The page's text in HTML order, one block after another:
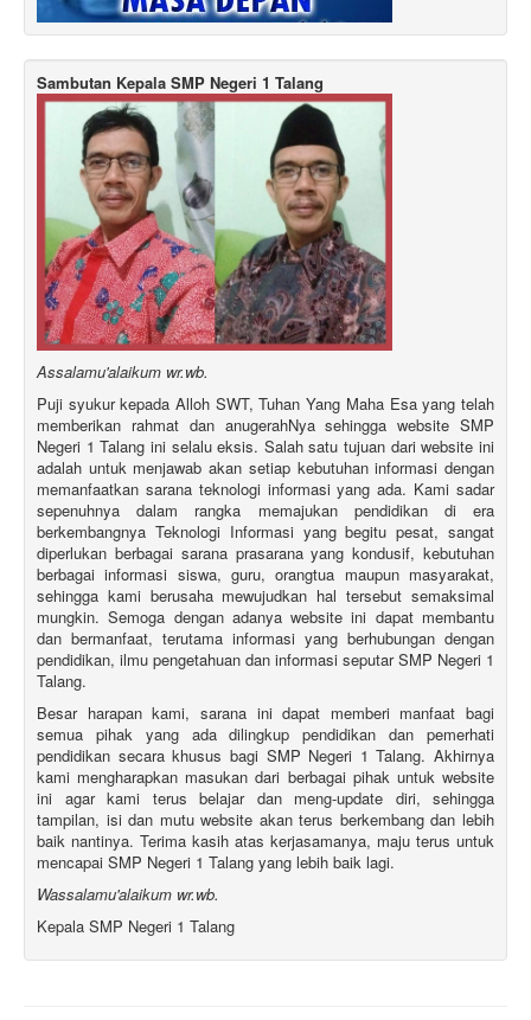
Sambutan Kepala SMP Negeri 1 Talang
Assalamu'alaikum wr.wb.
Puji syukur kepada Alloh SWT, Tuhan Yang Maha Esa yang telah
memberikan rahmat dan anugerahNya sehingga website SMP
Negeri 1 Talang ini selalu eksis. Salah satu tujuan dari website ini
adalah untuk menjawab akan setiap kebutuhan informasi dengan
memanfaatkan sarana teknologi informasi yang ada. Kami sadar
sepenuhnya dalam rangka memajukan pendidikan di era
berkembangnya Teknologi Informasi yang begitu pesat, sangat
diperlukan berbagai sarana prasarana yang kondusif, kebutuhan
berbagai informasi siswa, guru, orangtua maupun masyarakat,
sehingga kami berusaha mewujudkan hal tersebut semaksimal
mungkin. Semoga dengan adanya website ini dapat membantu
dan bermanfaat, terutama informasi yang berhubungan dengan
pendidikan, ilmu pengetahuan dan informasi seputar SMP Negeri 1
Talang.
Besar harapan kami, sarana ini dapat memberi manfaat bagi
semua pihak yang ada dilingkup pendidikan dan pemerhati
pendidikan secara khusus bagi SMP Negeri 1 Talang. Akhirnya
kami mengharapkan masukan dari berbagai pihak untuk website
ini agar kami terus belajar dan meng-update diri, sehingga
tampilan, isi dan mutu website akan terus berkembang dan lebih
baik nantinya. Terima kasih atas kerjasamanya, maju terus untuk
mencapai SMP Negeri 1 Talang yang lebih baik lagi.
Wassalamu'alaikum wr.wb.
Kepala SMP Negeri 1 Talang